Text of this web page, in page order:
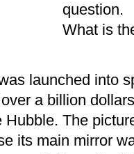
question.
What is
launched into
a billion
The
its main mirror